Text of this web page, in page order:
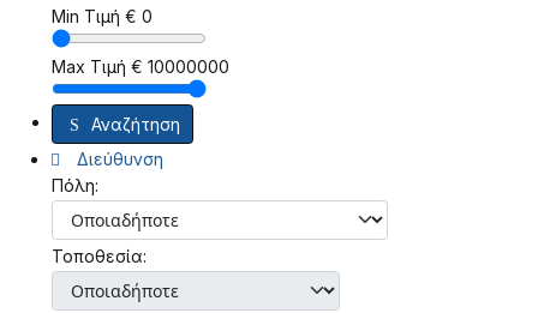
Min Τιμή € 0
Max Τιμή € 10000000
Αναζήτηση
Διεύθυνση
Πόλη:
Τοποθεσία: